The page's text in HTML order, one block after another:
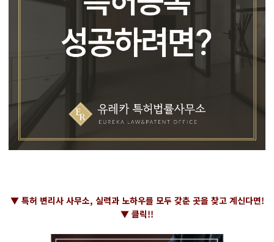
▼ 특허 변리사 사무소, 실력과 노하우를 모두 갖춘 곳을 찾고 계신다면!
▼ 클릭!!